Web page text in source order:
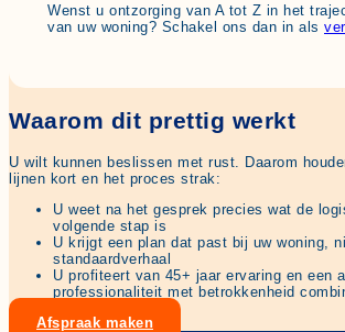
Wenst u ontzorging van A tot Z in het
van uw woning? Schakel ons dan in als
Waarom dit prettig werkt
U wilt kunnen beslissen met rust. Daarom
lijnen kort en het proces strak:
U weet na het gesprek precies wat de
volgende stap is
U krijgt een plan dat past bij uw woning,
standaardverhaal
U profiteert van 45+ jaar ervaring en een
professionaliteit met betrokkenheid
Afspraak maken